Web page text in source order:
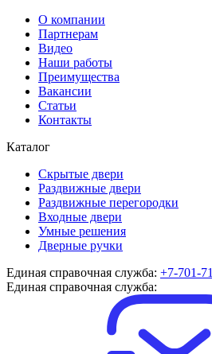
О компании
Партнерам
Видео
Наши работы
Преимущества
Вакансии
Статьи
Контакты
Каталог
Скрытые двери
Раздвижные двери
Раздвижные перегородки
Входные двери
Умные решения
Дверные ручки
Единая справочная служба: +7-701-
Единая справочная служба: